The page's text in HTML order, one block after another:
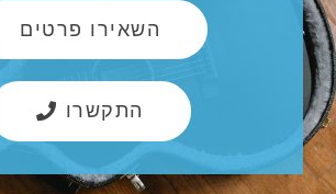
השאירו פרטים
התקשרו